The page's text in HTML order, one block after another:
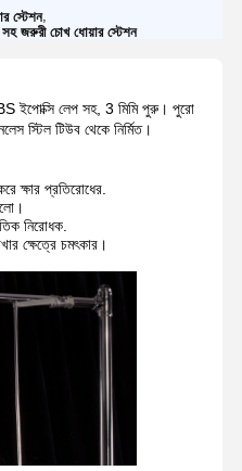
স্টেশন,
সহ জরুরী চোখ ধোয়ার স্টেশন
ইপোক্সি লেপ সহ, 3 মিমি পুরু। পুরো
স্টিল টিউব থেকে নির্মিত।
ক্ষার প্রতিরোধের.
নিরোধক.
ক্ষেত্রে চমৎকার।